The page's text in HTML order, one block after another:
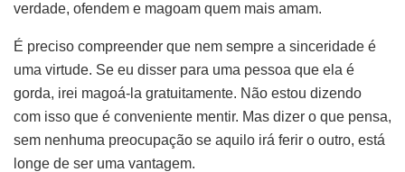
verdade, ofendem e magoam quem mais amam.
É preciso compreender que nem sempre a sinceridade é
uma virtude. Se eu disser para uma pessoa que ela é
gorda, irei magoá-la gratuitamente. Não estou dizendo
com isso que é conveniente mentir. Mas dizer o que pensa,
sem nenhuma preocupação se aquilo irá ferir o outro, está
longe de ser uma vantagem.